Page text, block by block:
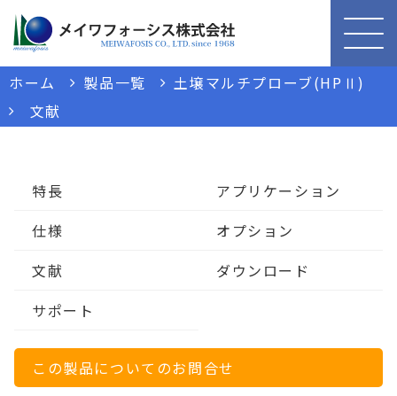
ホーム 製品一覧
土壌マルチプローブ(HPⅡ)
文献
特長
アプリケーション
仕様
オプション
文献
ダウンロード
サポート
この製品についてのお問合せ